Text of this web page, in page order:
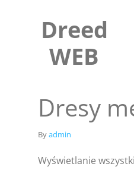
Dreed
WEB
Dresy
Byadmin
Wyświetlanie